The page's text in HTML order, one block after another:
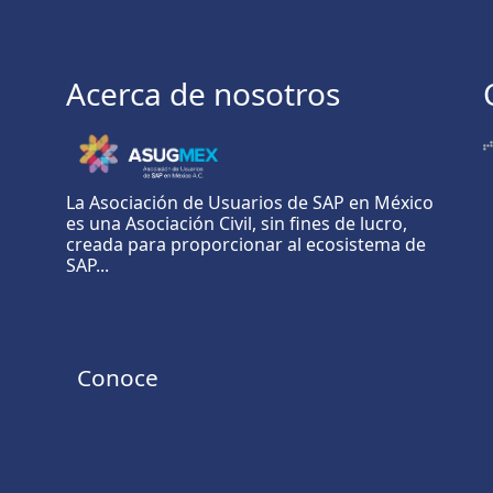
Acerca de nosotros
La Asociación de Usuarios de SAP en México
es una Asociación Civil, sin fines de lucro,
creada para proporcionar al ecosistema de
SAP...
Conoce